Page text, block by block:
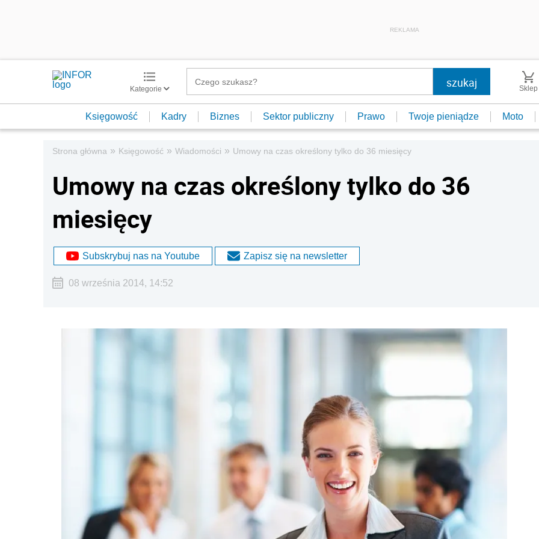
REKLAMA
Kategorie Sklep
Księgowość Kadry Biznes Sektor publiczny Prawo Twoje pieniądze Moto
Strona główna » Księgowość » Wiadomości » Umowy na czas określony tylko do 36 miesięcy
Umowy na czas określony tylko do 36
miesięcy
Subskrybuj nas na Youtube Zapisz się na newsletter
08 września 2014, 14:52